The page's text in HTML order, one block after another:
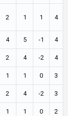
2 1 1 4
4 5 -1 4
2 4 -2 4
1 1 0 3
2 4 -2 3
1 1 0 2